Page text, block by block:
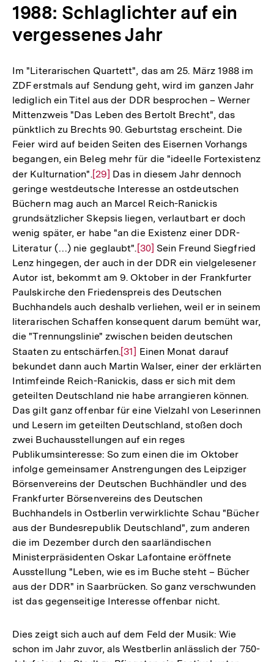
Fußnote
1988: Schlaglichter auf ein
vergessenes Jahr
Im "Literarischen Quartett", das am 25. März 1988 im
ZDF erstmals auf Sendung geht, wird im ganzen Jahr
lediglich ein Titel aus der DDR besprochen – Werner
Mittenzweis "Das Leben des Bertolt Brecht", das
pünktlich zu Brechts 90. Geburtstag erscheint. Die
Feier wird auf beiden Seiten des Eisernen Vorhangs
begangen, ein Beleg mehr für die "ideelle Fortexistenz
der Kulturnation".Zur
Auflösung
der
Fußnote
[29] Das in diesem Jahr dennoch
geringe westdeutsche Interesse an ostdeutschen
Büchern mag auch an Marcel Reich-Ranickis
grundsätzlicher Skepsis liegen, verlautbart er doch
wenig später, er habe "an die Existenz einer DDR-
Literatur (…) nie geglaubt". Zur
Auflösung
der
Fußnote
[30] Sein Freund Siegfried
Lenz hingegen, der auch in der DDR ein vielgelesener
Autor ist, bekommt am 9. Oktober in der Frankfurter
Paulskirche den Friedenspreis des Deutschen
Buchhandels auch deshalb verliehen, weil er in seinem
literarischen Schaffen konsequent darum bemüht war,
die "Trennungslinie" zwischen beiden deutschen
Staaten zu entschärfen.Zur
Auflösung
der
Fußnote
[31] Einen Monat darauf
bekundet dann auch Martin Walser, einer der erklärten
Intimfeinde Reich-Ranickis, dass er sich mit dem
geteilten Deutschland nie habe arrangieren können.
Das gilt ganz offenbar für eine Vielzahl von Leserinnen
und Lesern im geteilten Deutschland, stoßen doch
zwei Buchausstellungen auf ein reges
Publikumsinteresse: So zum einen die im Oktober
infolge gemeinsamer Anstrengungen des Leipziger
Börsenvereins der Deutschen Buchhändler und des
Frankfurter Börsenvereins des Deutschen
Buchhandels in Ostberlin verwirklichte Schau "Bücher
aus der Bundesrepublik Deutschland", zum anderen
die im Dezember durch den saarländischen
Ministerpräsidenten Oskar Lafontaine eröffnete
Ausstellung "Leben, wie es im Buche steht – Bücher
aus der DDR" in Saarbrücken. So ganz verschwunden
ist das gegenseitige Interesse offenbar nicht.
Dies zeigt sich auch auf dem Feld der Musik: Wie
schon im Jahr zuvor, als Westberlin anlässlich der 750-